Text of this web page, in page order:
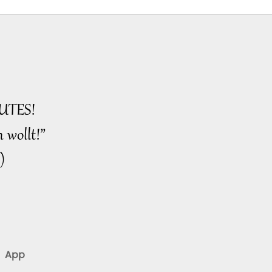
Prophezeiung über den König
wollt!”
App